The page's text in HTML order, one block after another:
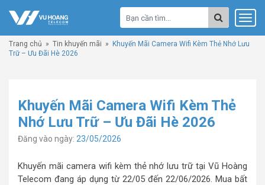
Trang chủ » Tin khuyến mãi »
Khuyến Mãi Camera Wifi Kèm Thẻ Nhớ Lưu
Trữ – Ưu Đãi Hè 2026
Khuyến Mãi Camera Wifi Kèm Thẻ
Nhớ Lưu Trữ – Ưu Đãi Hè 2026
Đăng vào ngày: 23/05/2026
Khuyến mãi camera wifi kèm thẻ nhớ lưu trữ tại Vũ Hoàng
Telecom đang áp dụng từ 22/05 đến 22/06/2026. Mua bất